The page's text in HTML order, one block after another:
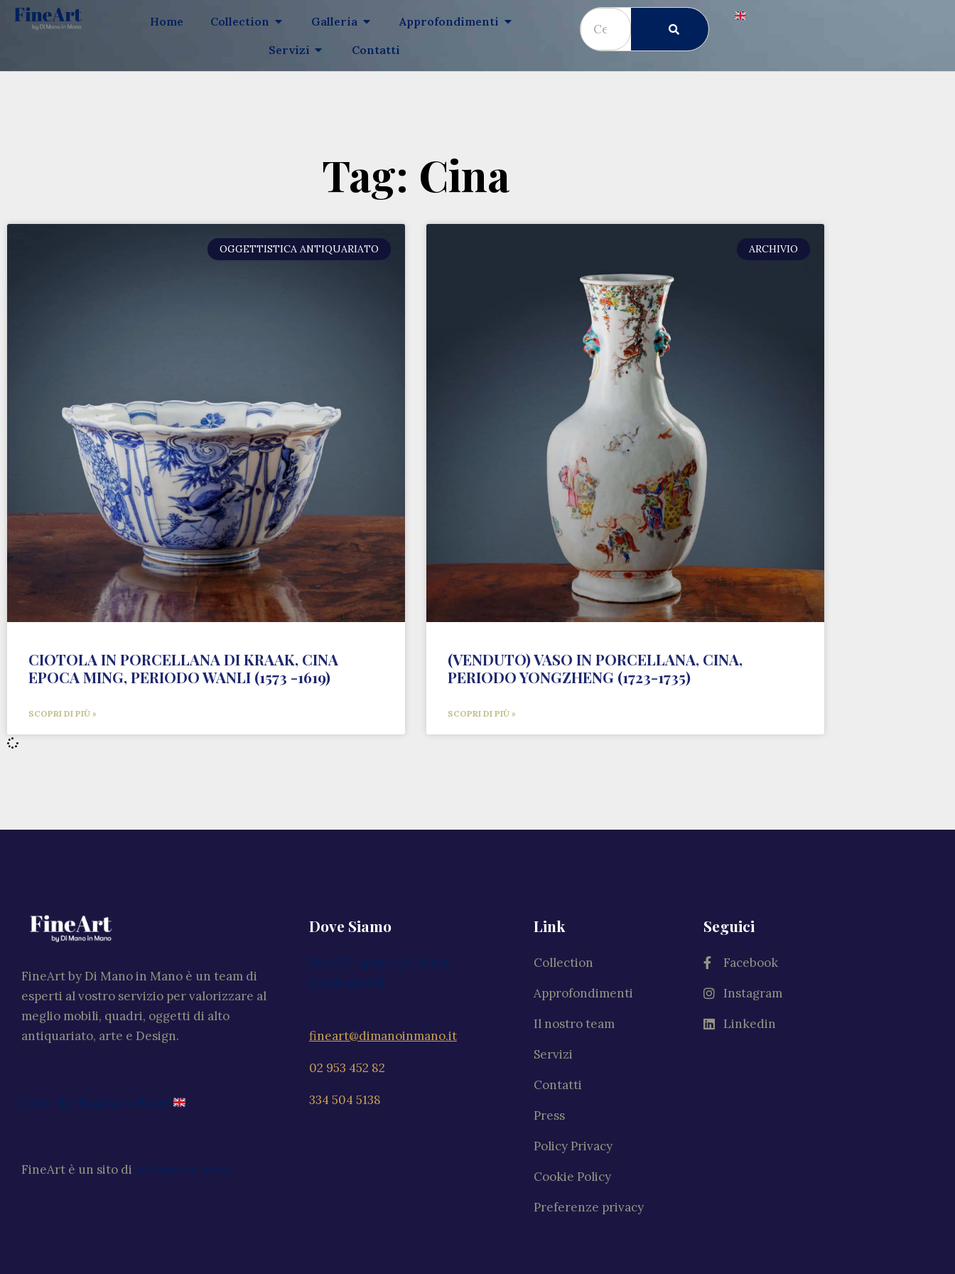
Home Collection Galleria
Approfondimenti
Servizi
Contatti
Tag: Cina
OGGETTISTICA ANTIQUARIATO
CIOTOLA IN PORCELLANA DI KRAAK, CINA
EPOCA MING, PERIODO WANLI (1573 -1619)
SCOPRI DI PIÙ »
ARCHIVIO
(VENDUTO) VASO IN PORCELLANA, CINA,
PERIODO YONGZHENG (1723-1735)
SCOPRI DI PIÙ »
FineArt by Di Mano in Mano è un team di
esperti al vostro servizio per valorizzare al
meglio mobili, quadri, oggetti di alto
antiquariato, arte e Design.
Go to the English website
FineArt è un sito di Di Mano in Mano
Dove Siamo
Via XXV Aprile, 59, 20040
Cambiago MI
fineart@dimanoinmano.it
02 953 452 82
334 504 5138
Link
Collection
Approfondimenti
Il nostro team
Servizi
Contatti
Press
Policy Privacy
Cookie Policy
Preferenze privacy
Seguici
Facebook
Instagram
Linkedin